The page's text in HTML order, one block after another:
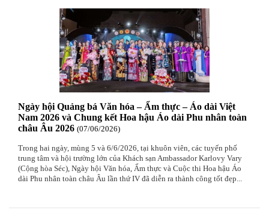
Ngày hội Quảng bá Văn hóa – Ẩm thực – Áo dài Việt
Nam 2026 và Chung kết Hoa hậu Áo dài Phu nhân toàn
châu Âu 2026 07/06/2026
Trong hai ngày, mùng 5 và 6/6/2026, tại khuôn viên, các tuyến phố
trung tâm và hội trường lớn của Khách sạn Ambassador Karlovy Vary
(Cộng hòa Séc), Ngày hội Văn hóa, Ẩm thực và Cuộc thi Hoa hậu Áo
dài Phu nhân toàn châu Âu lần thứ IV đã diễn ra thành công tốt đẹp...